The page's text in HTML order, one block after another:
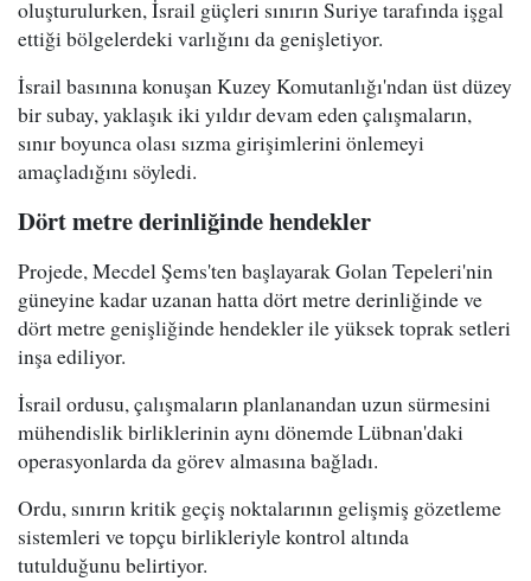
oluşturulurken, İsrail güçleri sınırın Suriye tarafında işgal
ettiği bölgelerdeki varlığını da genişletiyor.
İsrail basınına konuşan Kuzey Komutanlığı'ndan üst düzey
bir subay, yaklaşık iki yıldır devam eden çalışmaların,
sınır boyunca olası sızma girişimlerini önlemeyi
amaçladığını söyledi.
Dört metre derinliğinde hendekler
Projede, Mecdel Şems'ten başlayarak Golan Tepeleri'nin
güneyine kadar uzanan hatta dört metre derinliğinde ve
dört metre genişliğinde hendekler ile yüksek toprak setleri
inşa ediliyor.
İsrail ordusu, çalışmaların planlanandan uzun sürmesini
mühendislik birliklerinin aynı dönemde Lübnan'daki
operasyonlarda da görev almasına bağladı.
Ordu, sınırın kritik geçiş noktalarının gelişmiş gözetleme
sistemleri ve topçu birlikleriyle kontrol altında
tutulduğunu belirtiyor.